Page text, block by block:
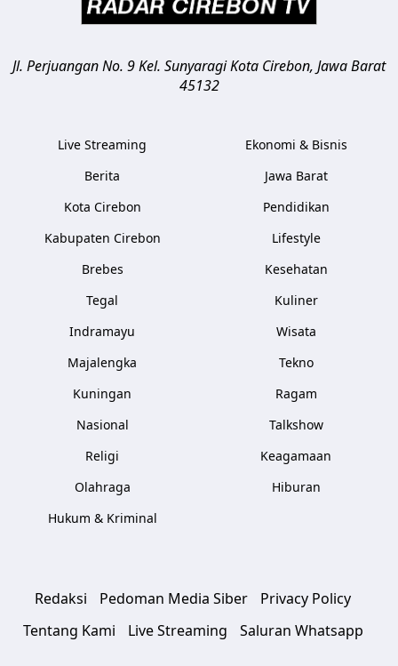
Jl. Perjuangan No. 9 Kel. SunyaragiKota Cirebon, Jawa Barat
45132
Live Streaming
Berita
Kota Cirebon
Kabupaten Cirebon
Brebes
Tegal
Indramayu
Majalengka
Kuningan
Nasional
Religi
Olahraga
Hukum & Kriminal
Ekonomi & Bisnis
Jawa Barat
Pendidikan
Lifestyle
Kesehatan
Kuliner
Wisata
Tekno
Ragam
Talkshow
Keagamaan
Hiburan
Redaksi Pedoman Media Siber
Privacy Policy
Tentang Kami
Live Streaming Saluran Whatsapp